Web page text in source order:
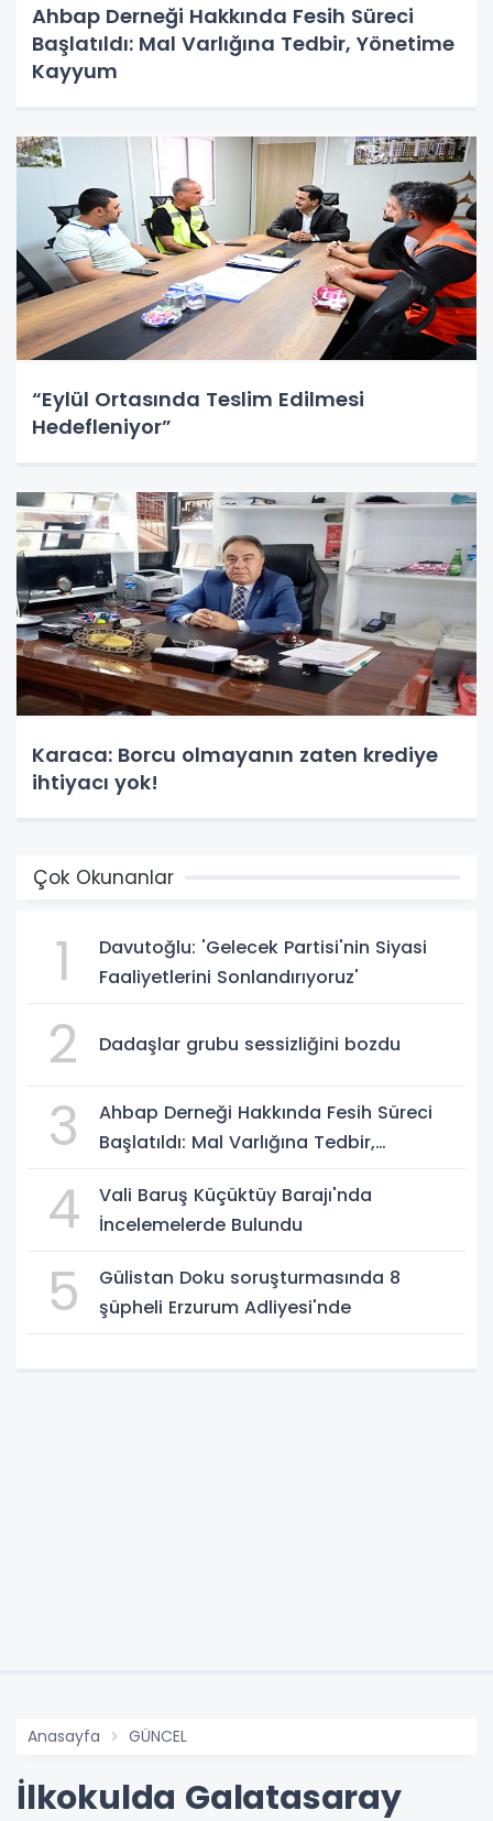
Ahbap Derneği Hakkında Fesih Süreci
Başlatıldı: Mal Varlığına Tedbir, Yönetime
Kayyum
“Eylül Ortasında Teslim Edilmesi
Hedefleniyor”
Karaca: Borcu olmayanın zaten krediye
ihtiyacı yok!
Çok Okunanlar
1
Davutoğlu: 'Gelecek Partisi'nin Siyasi
Faaliyetlerini Sonlandırıyoruz'
2 Dadaşlar grubu sessizliğini bozdu
3
Ahbap Derneği Hakkında Fesih Süreci
Başlatıldı: Mal Varlığına Tedbir,
4
Vali Baruş Küçüktüy Barajı'nda
İncelemelerde Bulundu
5
Gülistan Doku soruşturmasında 8
şüpheli Erzurum Adliyesi'nde
Anasayfa GÜNCEL
İlkokulda Galatasaray